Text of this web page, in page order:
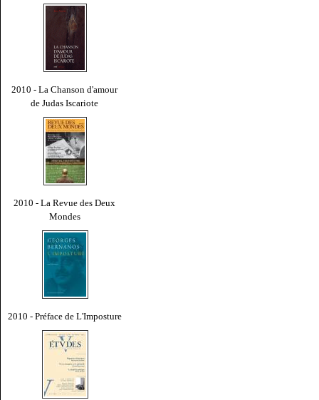
2010 - La Chanson d'amour
de Judas Iscariote
2010 - La Revue des Deux
Mondes
2010 - Préface de L'Imposture